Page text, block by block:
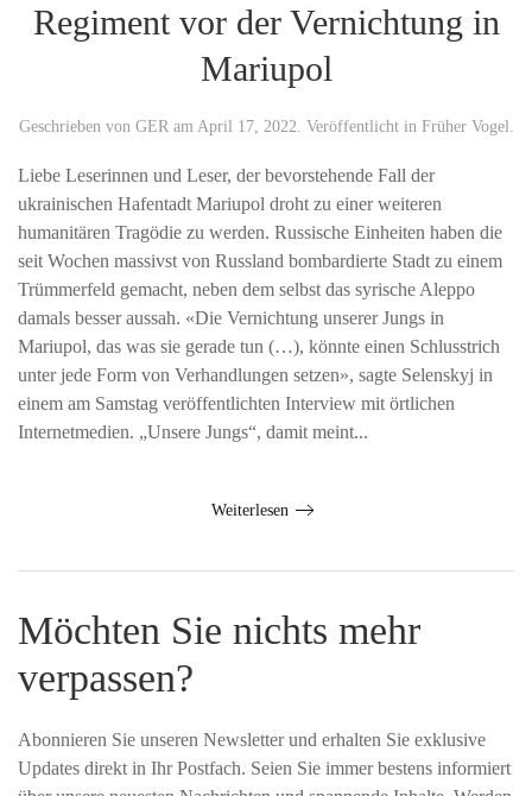
Regiment vor der Vernichtung in
Mariupol
Geschrieben von GER am April 17, 2022 . Veröffentlicht in Früher Vogel
Liebe Leserinnen und Leser, der bevorstehende Fall der
ukrainischen Hafentadt Mariupol droht zu einer weiteren
humanitären Tragödie zu werden. Russische Einheiten haben die
seit Wochen massivst von Russland bombardierte Stadt zu einem
Trümmerfeld gemacht, neben dem selbst das syrische Aleppo
damals besser aussah. «Die Vernichtung unserer Jungs in
Mariupol, das was sie gerade tun (…), könnte einen Schlusstrich
unter jede Form von Verhandlungen setzen», sagte Selenskyj in
einem am Samstag veröffentlichten Interview mit örtlichen
Internetmedien. „Unsere Jungs“, damit meint...
Weiterlesen
Möchten Sie nichts mehr
verpassen?
Abonnieren Sie unseren Newsletter und erhalten Sie exklusive
Updates direkt in Ihr Postfach. Seien Sie immer bestens informiert